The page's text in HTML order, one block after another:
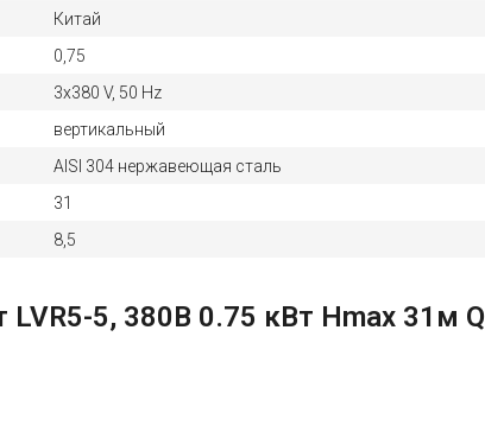
Китай
0,75
3х380 V, 50 Hz
вертикальный
AISI 304 нержавеющая сталь
31
8,5
5, 380В 0.75 кВт Hmax 31м